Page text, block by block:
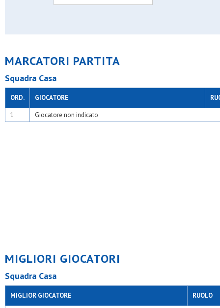
MARCATORI PARTITA
Squadra Casa
ORD. GIOCATORE
1 Giocatore non indicato
MIGLIORI GIOCATORI
Squadra Casa
MIGLIOR GIOCATORE RUOLO